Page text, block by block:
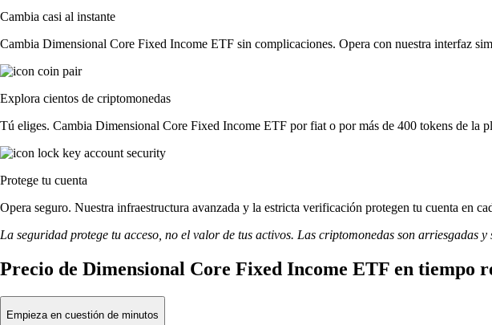
Cambia casi al instante
Cambia Dimensional Core Fixed Income ETF sin complicaciones. Opera con nuestra interfaz
Explora cientos de criptomonedas
Tú eliges. Cambia Dimensional Core Fixed Income ETF por fiat o por más de 400 tokens de la
Protege tu cuenta
Opera seguro. Nuestra infraestructura avanzada y la estricta verificación protegen tu cuenta en
La seguridad protege tu acceso, no el valor de tus activos. Las criptomonedas son arriesgadas
Precio de Dimensional Core Fixed Income ETF en tiempo
Empieza en cuestión de minutos